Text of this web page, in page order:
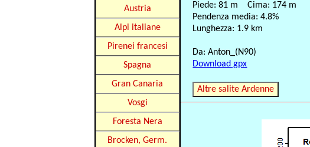
Austria
Alpi italiane
Pirenei francesi
Spagna
Gran Canaria
Vosgi
Foresta Nera
Brocken, Germ.
Piede: 81 m Cima: 174 m
Pendenza media: 4.8%
Lunghezza: 1.9 km
Da: Anton_(N90)
Download gpx
Altre salite Ardenne